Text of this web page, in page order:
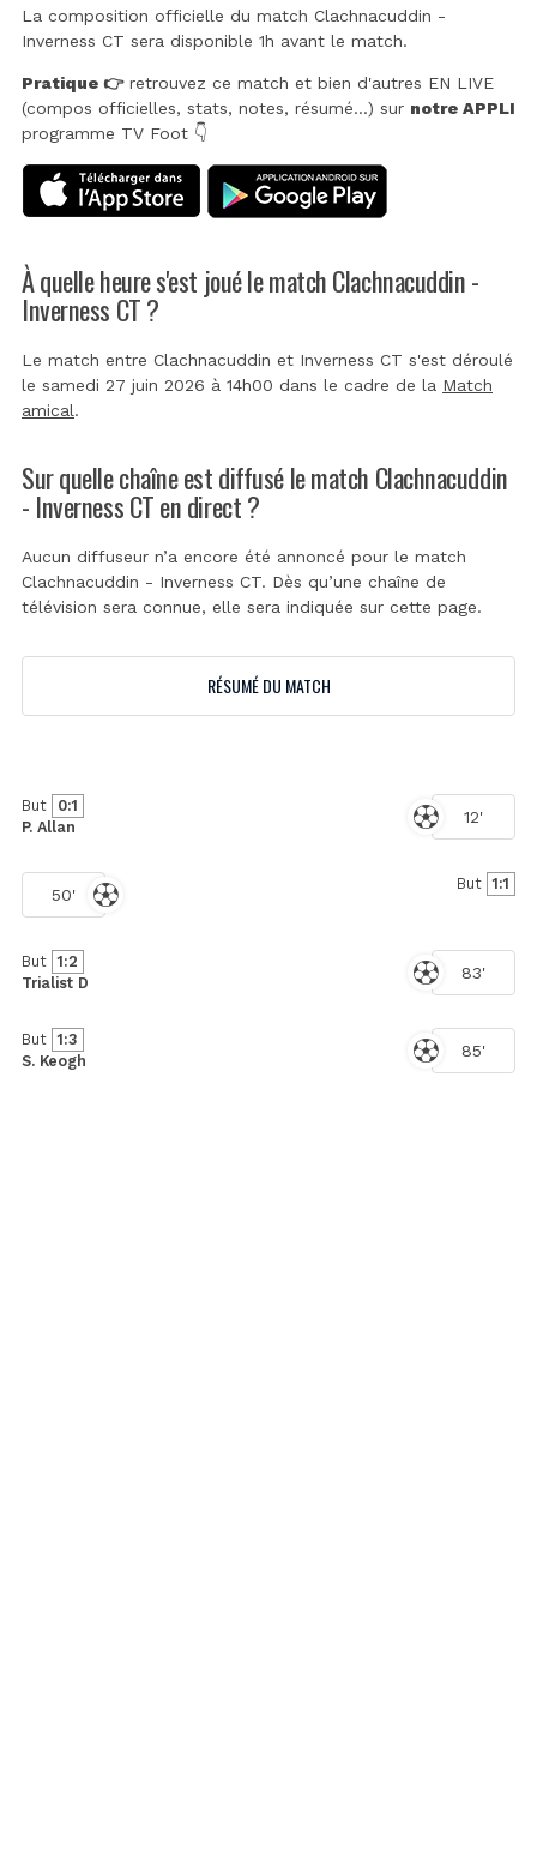
La composition officielle du match Clachnacuddin -
Inverness CT sera disponible 1h avant le match.
Pratique 👉retrouvez ce match et bien d'autres EN LIVE
(compos officielles, stats, notes, résumé...) sur notre APPLI
programme TV Foot 👇
À quelle heure s'est joué le match Clachnacuddin -
Inverness CT ?
Le match entre Clachnacuddin et Inverness CT s'est déroulé
le samedi 27 juin 2026 à 14h00 dans le cadre de la Match
amical.
Sur quelle chaîne est diffusé le match Clachnacuddin
- Inverness CT en direct ?
Aucun diffuseur n’a encore été annoncé pour le match
Clachnacuddin - Inverness CT. Dès qu’une chaîne de
télévision sera connue, elle sera indiquée sur cette page.
RÉSUMÉ DU MATCH
12'
But
0:1
P. Allan
50'
But 1:1
83'
But 1:2
Trialist D
85'
But 1:3
S. Keogh